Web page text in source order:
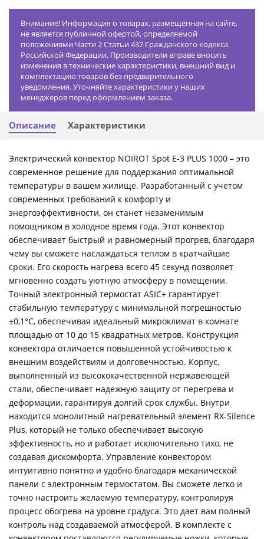
Внимание! Информация о товарах, размещенная на сайте,
не является публичной офертой, определяемой
положениями Части 2 Статьи 437 Гражданского кодекса
Российской Федерации. Производители вправе вносить
изменения в технические характеристики, внешний вид и
комплектацию товаров без предварительного
уведомления. Уточняйте характеристики у наших
менеджеров перед оформлением заказа.
Описание Характеристики
Электрический конвектор NOIROT Spot E-3 PLUS 1000 – это
современное решение для поддержания оптимальной
температуры в вашем жилище. Разработанный с учетом
современных требований к комфорту и
энергоэффективности, он станет незаменимым
помощником в холодное время года. Этот конвектор
обеспечивает быстрый и равномерный прогрев, благодаря
чему вы сможете наслаждаться теплом в кратчайшие
сроки. Его скорость нагрева всего 45 секунд позволяет
мгновенно создать уютную атмосферу в помещении.
Точный электронный термостат ASIC+ гарантирует
стабильную температуру с минимальной погрешностью
±0,1°C, обеспечивая идеальный микроклимат в комнате
площадью от 10 до 15 квадратных метров. Конструкция
конвектора отличается повышенной устойчивостью к
внешним воздействиям и долговечностью. Корпус,
выполненный из высококачественной нержавеющей
стали, обеспечивает надежную защиту от перегрева и
деформации, гарантируя долгий срок службы. Внутри
находится монолитный нагревательный элемент RX-Silence
Plus, который не только обеспечивает высокую
эффективность, но и работает исключительно тихо, не
создавая дискомфорта. Управление конвектором
интуитивно понятно и удобно благодаря механической
панели с электронным термостатом. Вы сможете легко и
точно настроить желаемую температуру, контролируя
процесс обогрева на уровне градуса. Это дает вам полный
контроль над создаваемой атмосферой. В комплекте с